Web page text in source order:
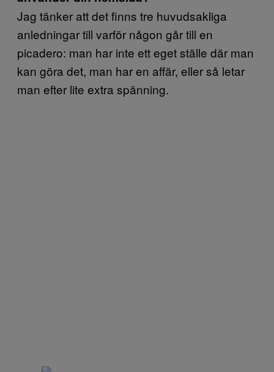
Jag tänker att det finns tre huvudsakliga
anledningar till varför någon går till en
picadero: man har inte ett eget ställe där man
kan göra det, man har en affär, eller så letar
man efter lite extra spänning.